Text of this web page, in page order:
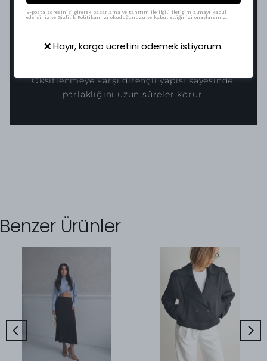
KUSURSUZ YANSIMA, KALICI
ŞIKLIK
Swass aksesuarları, ayna efektli pürüzsüz
Oksitlenmeye karşı dirençli yapısı sayesinde,
parlaklığını uzun süreler korur.
Benzer Ürünler
E-posta adresinizi girerek pazarlama ve tanıtım ile ilgili iletişim almayı kabul
edersiniz ve Gizlilik Politikamızı okuduğunuzu ve kabul ettiğinizi onaylarsınız.
❌ Hayır, kargo ücretini ödemek istiyorum.